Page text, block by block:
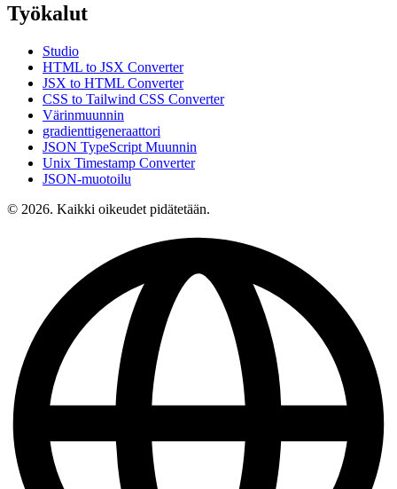
Työkalut
Studio
HTML to JSX Converter
JSX to HTML Converter
CSS to Tailwind CSS Converter
Värinmuunnin
gradienttigeneraattori
JSON TypeScript Muunnin
Unix Timestamp Converter
JSON-muotoilu
© 2026. Kaikki oikeudet pidätetään.